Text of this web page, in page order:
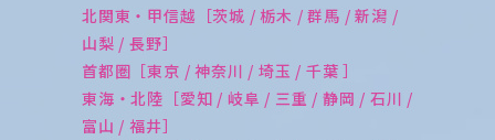
北関東・甲信越［茨城 / 栃木 / 群馬 / 新潟 /
山梨 / 長野］
首都圏［東京 / 神奈川 / 埼玉 / 千葉 ］
東海・北陸［愛知 / 岐阜 / 三重 / 静岡 / 石川 /
富山 / 福井］